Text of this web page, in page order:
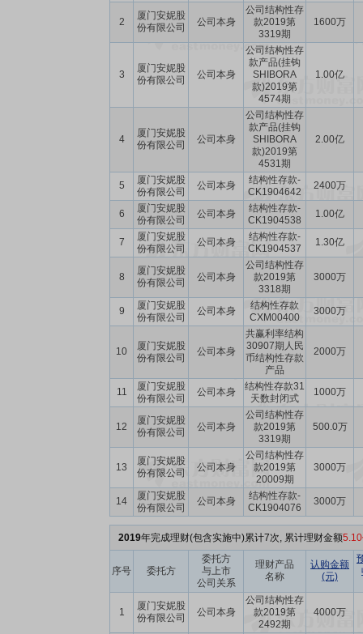
2
厦门安妮股
份有限公司
公司本身
公司结构性存
款2019第
3319期
1600万
3
厦门安妮股
份有限公司
公司本身
公司结构性存
款产品(挂钩
SHIBORA
款)2019第
4574期
1.00亿
4
厦门安妮股
份有限公司
公司本身
公司结构性存
款产品(挂钩
SHIBORA
款)2019第
4531期
2.00亿
5
厦门安妮股
份有限公司
公司本身
结构性存款-
CK1904642
2400万
6
厦门安妮股
份有限公司
公司本身
结构性存款-
CK1904538
1.00亿
7
厦门安妮股
份有限公司
公司本身
结构性存款-
CK1904537
1.30亿
8
厦门安妮股
份有限公司
公司本身
公司结构性存
款2019第
3318期
3000万
9
厦门安妮股
份有限公司
公司本身
结构性存款
CXM00400
3000万
10
厦门安妮股
份有限公司
公司本身
共赢利率结构
30907期人民
币结构性存款
产品
2000万
11
厦门安妮股
份有限公司
公司本身
结构性存款31
天数封闭式
1000万
12
厦门安妮股
份有限公司
公司本身
公司结构性存
款2019第
3319期
500.0万
13
厦门安妮股
份有限公司
公司本身
公司结构性存
款2019第
20009期
3000万
14
厦门安妮股
份有限公司
公司本身
结构性存款-
CK1904076
3000万
2019年完成理财(包含实施中)累计7次, 累计理财金额
序号 委托方
委托方
与上市
公司关系
理财产品
名称
认购金额
(元)
1
厦门安妮股
份有限公司
公司本身
公司结构性存
款2019第
2492期
4000万